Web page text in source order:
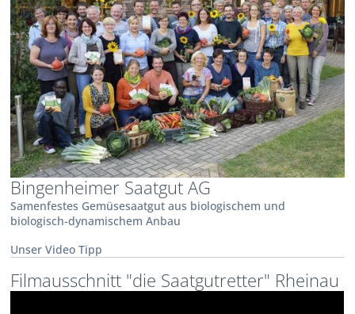
Bingenheimer Saatgut AG
Samenfestes Gemüsesaatgut aus biologischem und
biologisch-dynamischem Anbau
Unser Video Tipp
Filmausschnitt "die Saatgutretter" Rheinau